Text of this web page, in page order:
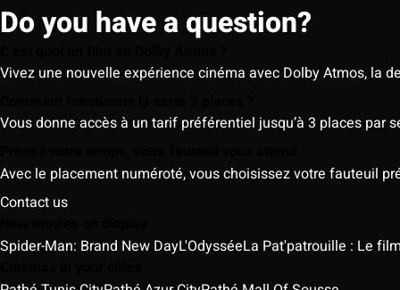
Do you have a question?
Vivez une nouvelle expérience cinéma avec Dolby Atmos, la
Vous donne accès à un tarif préférentiel jusqu’à 3 places par
Avec le placement numéroté, vous choisissez votre fauteuil
Contact us
Spider-Man: Brand New DayL'OdysséeLa Pat'patrouille : Le